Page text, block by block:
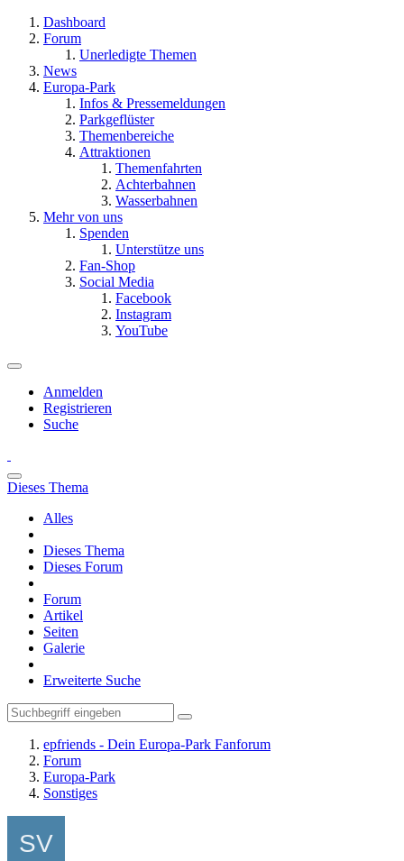
Dashboard
Forum
Unerledigte Themen
News
Europa-Park
Infos & Pressemeldungen
Parkgeflüster
Themenbereiche
Attraktionen
Themenfahrten
Achterbahnen
Wasserbahnen
Mehr von uns
Spenden
Unterstütze uns
Fan-Shop
Social Media
Facebook
Instagram
YouTube
Anmelden
Registrieren
Suche
Dieses Thema
Alles
Dieses Thema
Dieses Forum
Forum
Artikel
Seiten
Galerie
Erweiterte Suche
epfriends - Dein Europa-Park Fanforum
Forum
Europa-Park
Sonstiges